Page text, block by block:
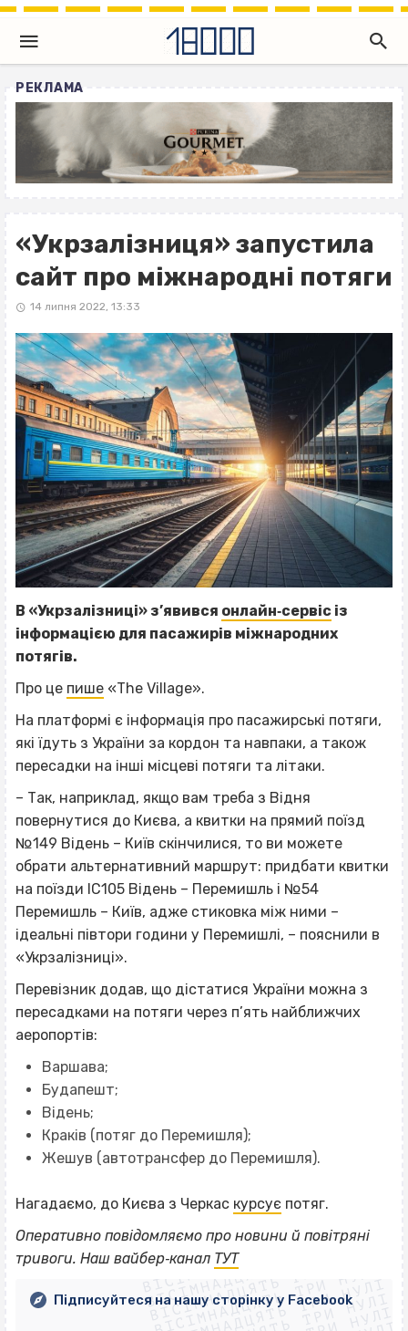
РЕКЛАМА
«Укрзалізниця» запустила
сайт про міжнародні потяги
14 липня 2022, 13:33
В «Укрзалізниці» з’явився онлайн‐сервіс із
інформацією для пасажирів міжнародних
потягів.
Про це пише «The Village».
На платформі є інформація про пасажирські потяги,
які їдуть з України за кордон та навпаки, а також
пересадки на інші місцеві потяги та літаки.
– Так, наприклад, якщо вам треба з Відня
повернутися до Києва, а квитки на прямий поїзд
№149 Відень – Київ скінчилися, то ви можете
обрати альтернативний маршрут: придбати квитки
на поїзди ІС105 Відень – Перемишль і №54
Перемишль – Київ, адже стиковка між ними –
ідеальні півтори години у Перемишлі, – пояснили в
«Укрзалізниці».
Перевізник додав, що дістатися України можна з
пересадками на потяги через п’ять найближчих
аеропортів:
Варшава;
Будапешт;
Відень;
Краків (потяг до Перемишля);
Жешув (автотрансфер до Перемишля).
Нагадаємо, до Києва з Черкас курсує потяг.
Оперативно повідомляємо про новини й повітряні
тривоги. Наш вайбер‐канал ТУТ
ВІСІМНАДЦЯТЬ ТРИ НУЛІ
ВІСІМНАДЦЯТЬ ТРИ НУЛІ
ВІСІМНАДЦЯТЬ ТРИ НУЛІ
ВІСІМНАДЦЯТЬ ТРИ НУЛІ
ВІСІМНАДЦЯТЬ ТРИ НУЛІ
Підписуйтеся на нашу сторінку у Facebook